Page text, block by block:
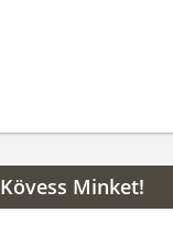
Kövess Minket!